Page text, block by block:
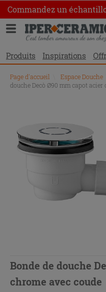
Commandez un
Produits Inspirations
Page d'accueil Espace Douche
douche Decò Ø90 mm capot acier
Bonde de douche
chrome avec coude